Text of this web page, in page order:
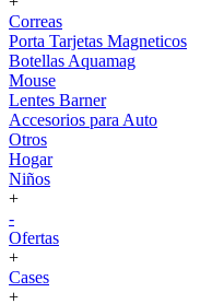
Correas
Porta Tarjetas Magneticos
Botellas Aquamag
Mouse
Lentes Barner
Accesorios para Auto
Otros
Hogar
Niños
+
-
Ofertas
+
Cases
+